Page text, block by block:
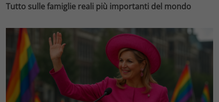
Tutto sulle famiglie reali più importanti del mondo